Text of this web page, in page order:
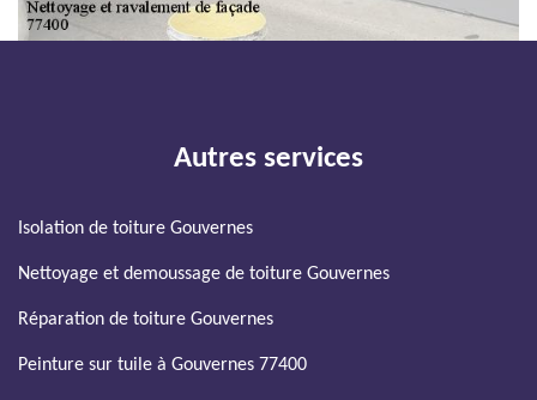
Autres services
Isolation de toiture Gouvernes
Nettoyage et demoussage de toiture Gouvernes
Réparation de toiture Gouvernes
Peinture sur tuile à Gouvernes 77400